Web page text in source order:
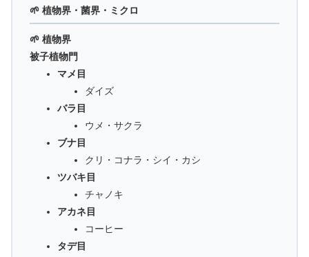
🌱 植物界・菌界・ミクロ
🌱 植物界
被子植物門
マメ目
ダイズ
バラ目
ウメ・サクラ
ブナ目
クリ・コナラ・シイ・カシ
ツバキ目
チャノキ
アカネ目
コーヒー
タデ目